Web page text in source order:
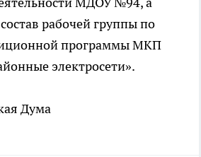
рабочей группы по
программы МКП
электросети».
Дума